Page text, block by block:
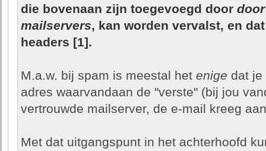
die bovenaan zijn toegevoegd door
mailservers, kan worden vervalst, en
headers [1].
M.a.w. bij spam is meestal het enige dat je
adres waarvandaan de "verste" (bij jou
vertrouwde mailserver, de e-mail kreeg
Met dat uitgangspunt in het achterhoofd